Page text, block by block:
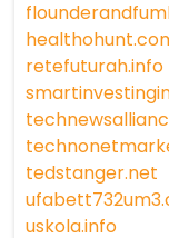
retefuturah.info
tedstanger.net
uskola.info